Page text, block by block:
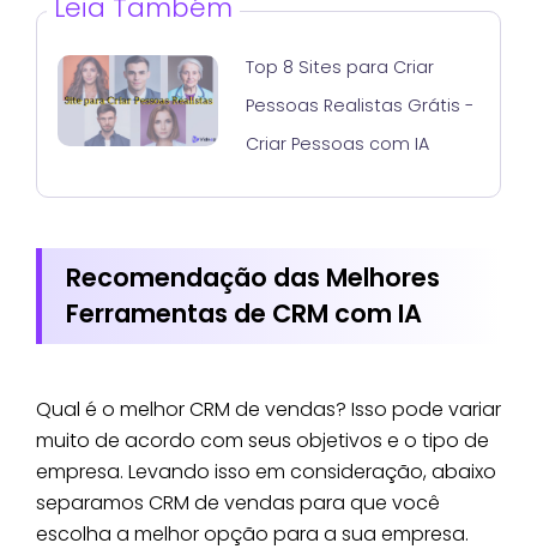
Top 8 Sites para Criar
Pessoas Realistas Grátis -
Criar Pessoas com IA
Recomendação das Melhores
Ferramentas de CRM com IA
Qual é o melhor CRM de vendas? Isso pode variar
muito de acordo com seus objetivos e o tipo de
empresa. Levando isso em consideração, abaixo
separamos CRM de vendas para que você
escolha a melhor opção para a sua empresa.